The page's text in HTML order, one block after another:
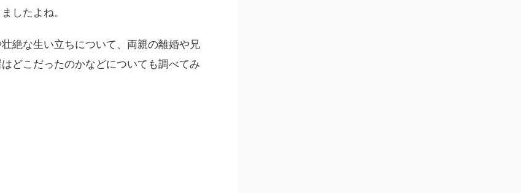
したよね。
絶な生い立ちについて、両親の離婚や兄
どこだったのかなどについても調べてみ